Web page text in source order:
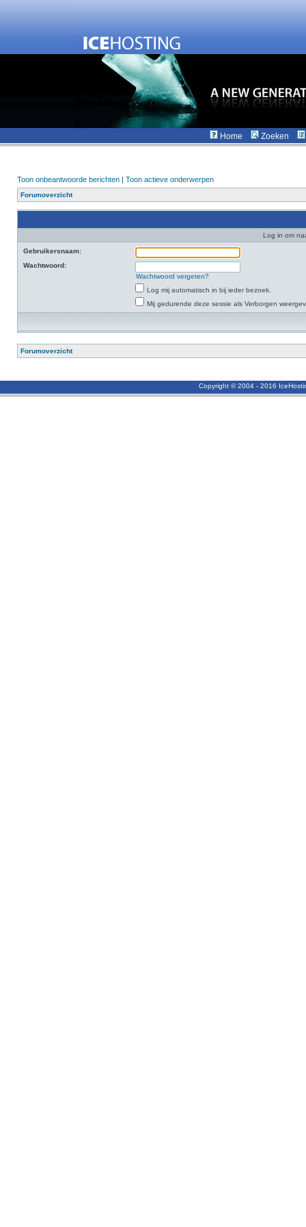
Home Zoeken
Toon onbeantwoorde berichten | Toon actieve onderwerpen
Forumoverzicht
Log in om
Gebruikersnaam:
Wachtwoord:
Wachtwoord vergeten?
Log mij automatisch in bij ieder bezoek.
Mij gedurende deze sessie als Verborgen
Forumoverzicht
Copyright © 2004 - 2016